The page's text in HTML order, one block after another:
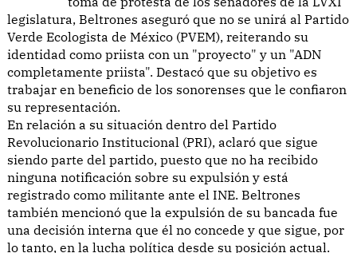
legislatura, Beltrones aseguró que no se unirá al Partido
Verde Ecologista de México (PVEM), reiterando su
identidad como priista con un "proyecto" y un "ADN
completamente priista". Destacó que su objetivo es
trabajar en beneficio de los sonorenses que le confiaron
su representación.
En relación a su situación dentro del Partido
Revolucionario Institucional (PRI), aclaró que sigue
siendo parte del partido, puesto que no ha recibido
ninguna notificación sobre su expulsión y está
registrado como militante ante el INE. Beltrones
también mencionó que la expulsión de su bancada fue
una decisión interna que él no concede y que sigue, por
lo tanto, en la lucha política desde su posición actual.